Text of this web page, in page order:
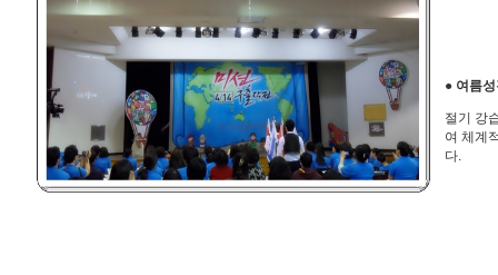
● 여름
절기 강
여 체계
다.